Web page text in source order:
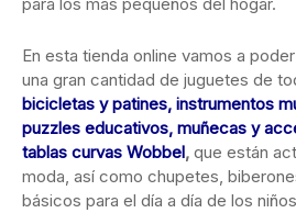
para los más pequeños del hogar.
En esta tienda online vamos a
una gran cantidad de juguetes de
bicicletas y patines, instrumentos
puzzles educativos, muñecas y
tablas curvas Wobbel, que están
moda, así como chupetes,
básicos para el día a día de los